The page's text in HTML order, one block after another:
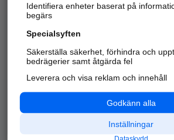
Alla kategorier
Populära
API & Kartor
Annonsera
Integritet
Identifiera enheter baserat på
begärs
Specialsyften
Säkerställa säkerhet, förhindra och
bedrägerier samt åtgärda fel
Leverera och visa reklam och innehåll
Godkänn alla
Inställningar
Dataskydd